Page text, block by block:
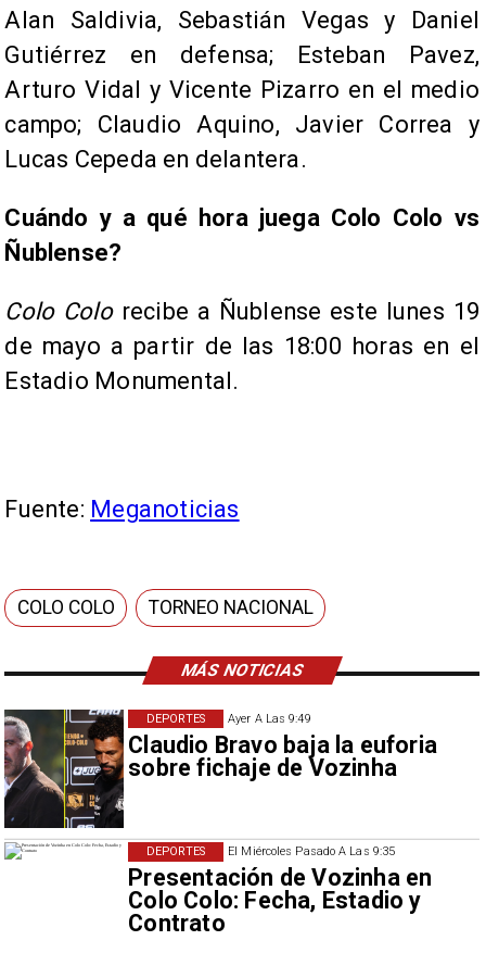
MÁS NOTICIAS
Ayer A Las 9:49
Claudio Bravo baja la euforia
sobre fichaje de Vozinha
DEPORTES
El Miércoles Pasado A Las 9:35
Presentación de Vozinha en
Colo Colo: Fecha, Estadio y
Contrato
DEPORTES
Alan Saldivia, Sebastián Vegas y Daniel
Gutiérrez en defensa; Esteban Pavez,
Arturo Vidal y Vicente Pizarro en el medio
campo; Claudio Aquino, Javier Correa y
Lucas Cepeda en delantera.
Cuándo y a qué hora juega Colo Colo vs
Ñublense?
Colo Colorecibe a Ñublense este lunes 19
de mayo a partir de las 18:00 horas en el
Estadio Monumental.
Fuente: Meganoticias
COLO COLO TORNEO NACIONAL